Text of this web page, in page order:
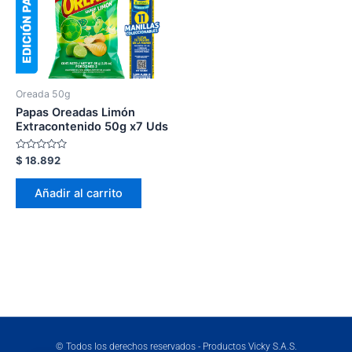
Oreada 50g
Papas Oreadas Limón
Extracontenido 50g x7 Uds
Valorado
en
0
$ 18.892
Añadir al carrito
© Todos los derechos reservados - Productos Vicky S.A.S.